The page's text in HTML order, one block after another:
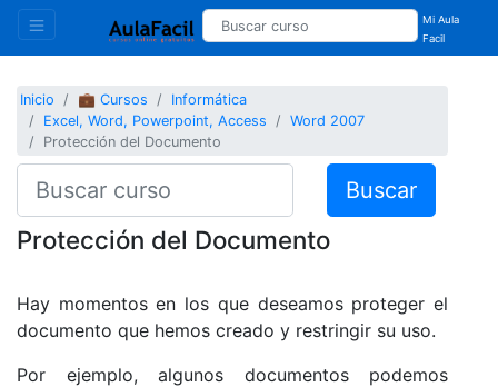
Mi Aula
Facil
Inicio 💼 Cursos
Informática
Excel, Word, Powerpoint, Access
Word 2007
Protección del Documento
Buscar
Protección del Documento
Hay momentos en los que deseamos proteger el
documento que hemos creado y restringir su uso.
Por ejemplo, algunos documentos podemos